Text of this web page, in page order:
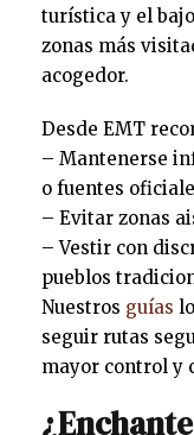
turística y el
zonas más
acogedor.
Desde EMT
– Mantenerse
o fuentes
– Evitar zonas
– Vestir con
pueblos
Nuestros guías
seguir rutas
mayor control y